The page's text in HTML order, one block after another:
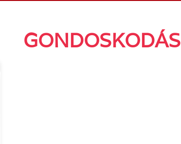
GONDOSKODÁS